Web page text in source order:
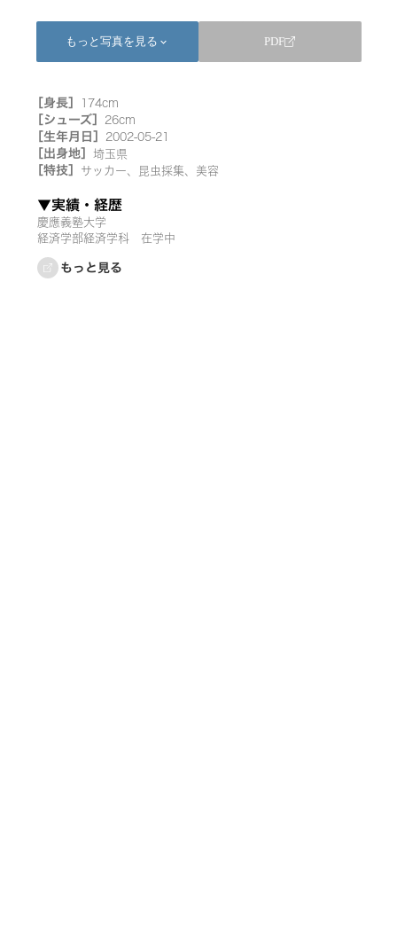
もっと写真を見る keyboard_arrow_down PDF
［身長］ 174cm
［シューズ］ 26cm
［生年月日］ 2002-05-21
［出身地］ 埼玉県
［特技］ サッカー、昆虫採集、美容
▼実績・経歴
慶應義塾大学
経済学部経済学科　在学中
もっと見る